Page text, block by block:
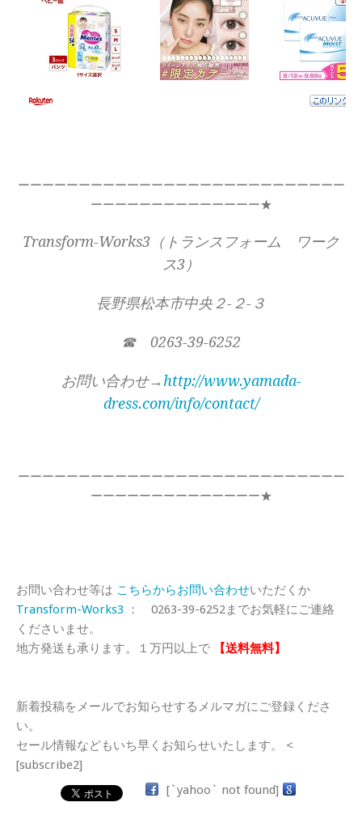
ーーーーーーーーーーーーーーーーーーーーーーーーーーー
ーーーーーーーーーーーーーー★
Transform-Works3（トランスフォーム ワーク
ス3）
長野県松本市中央２-２-３
☎ 0263-39-6252
お問い合わせ→http://www.yamada-
dress.com/info/contact/
ーーーーーーーーーーーーーーーーーーーーーーーーーーー
ーーーーーーーーーーーーーー★
お問い合わせ等は こちらからお問い合わせいただくか
Transform-Works3 ： 0263-39-6252までお気軽にご連絡
くださいませ。
地方発送も承ります。１万円以上で
【送料無料】
新着投稿をメールでお知らせするメルマガにご登録くださ
い。
セール情報などもいち早くお知らせいたします。 <
[subscribe2]
[`yahoo` not found]